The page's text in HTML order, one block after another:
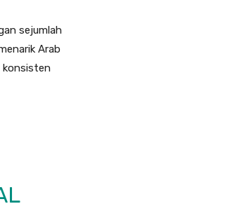
sejumlah
Arab
konsisten